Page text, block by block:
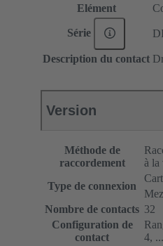
Elément
Série
Description du contact
Version
Méthode de
raccordement
à la
Type de connexion
Nombre de contacts 32
Configuration de
contact
4,